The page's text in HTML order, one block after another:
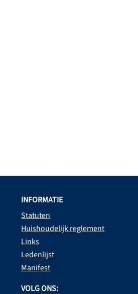
INFORMATIE
Statuten
Huishoudelijk reglement
Links
Ledenlijst
Manifest
VOLG ONS: